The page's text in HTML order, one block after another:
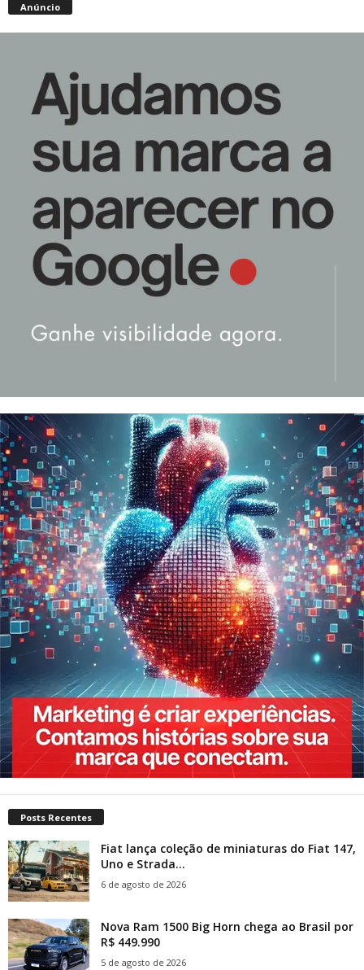
Anúncio
Posts Recentes
Fiat lança coleção de miniaturas do Fiat 147,
Uno e Strada...
6 de agosto de 2026
Nova Ram 1500 Big Horn chega ao Brasil por
R$ 449.990
5 de agosto de 2026